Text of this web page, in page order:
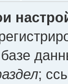
базе
;